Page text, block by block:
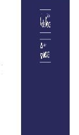
Pengertian,
Perbedaan,
serta Jenis
August 6,
2026